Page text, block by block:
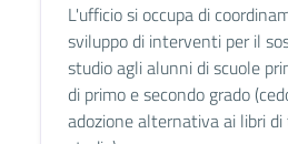
L'ufficio si occupa di
sviluppo di interventi per il
studio agli alunni di scuole
di primo e secondo grado
adozione alternativa ai libri